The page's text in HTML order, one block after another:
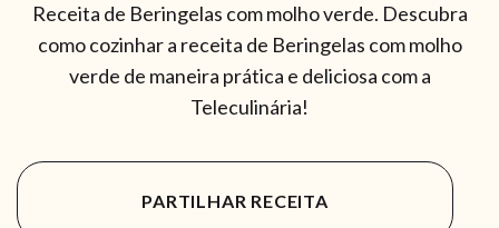
Receita de Beringelas com molho verde. Descubra
como cozinhar a receita de Beringelas com molho
verde de maneira prática e deliciosa com a
Teleculinária!
PARTILHAR RECEITA